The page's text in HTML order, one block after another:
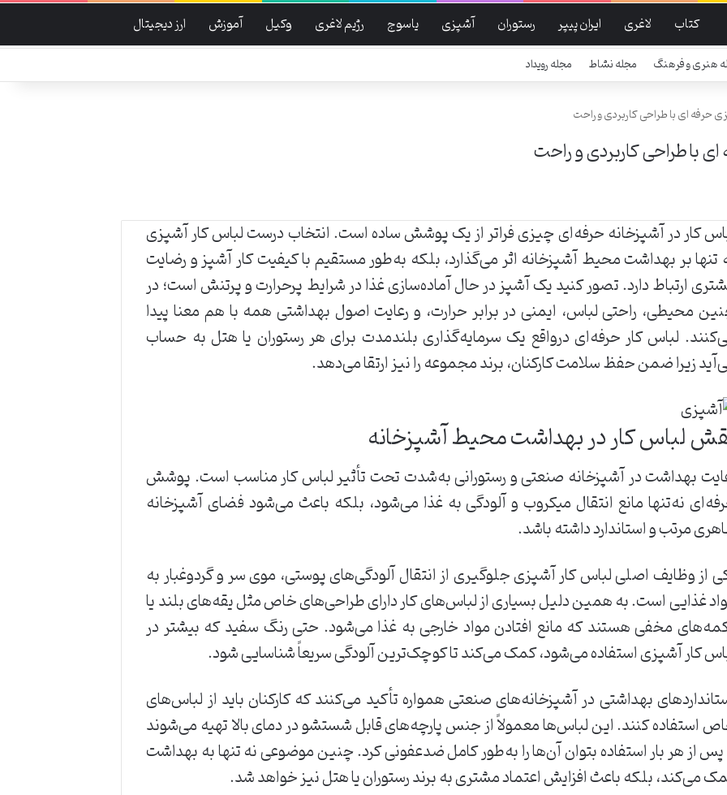
کتاب لاغری ایران پیپر رستوران آشپزی یاسوج رژیم لاغری وکیل آموزش ارز دیجیتال
هنری و فرهنگ مجله نشاط مجله رویداد
حرفه ای با طراحی کاربردی و راحت
با طراحی کاربردی و راحت
کار در آشپزخانه حرفه‌ای چیزی فراتر از یک پوشش ساده است. انتخاب درست لباس کار آشپزی
تنها بر بهداشت محیط آشپزخانه اثر می‌گذارد، بلکه به‌طور مستقیم با کیفیت کار آشپز و رضایت
ارتباط دارد. تصور کنید یک آشپز در حال آماده‌سازی غذا در شرایط پرحرارت و پرتنش است؛ در
محیطی، راحتی لباس، ایمنی در برابر حرارت، و رعایت اصول بهداشتی همه با هم معنا پیدا
لباس کار حرفه‌ای درواقع یک سرمایه‌گذاری بلندمدت برای هر رستوران یا هتل به حساب
زیرا ضمن حفظ سلامت کارکنان، برند مجموعه را نیز ارتقا می‌دهد.
لباس کار در بهداشت محیط آشپزخانه
بهداشت در آشپزخانه صنعتی و رستورانی به‌شدت تحت تأثیر لباس کار مناسب است. پوشش
نه‌تنها مانع انتقال میکروب و آلودگی به غذا می‌شود، بلکه باعث می‌شود فضای آشپزخانه
مرتب و استاندارد داشته باشد.
از وظایف اصلی لباس کار آشپزی جلوگیری از انتقال آلودگی‌های پوستی، موی سر و گردوغبار به
غذایی است. به همین دلیل بسیاری از لباس‌های کار دارای طراحی‌های خاص مثل یقه‌های بلند یا
مخفی هستند که مانع افتادن مواد خارجی به غذا می‌شود. حتی رنگ سفید که بیشتر در
کار آشپزی استفاده می‌شود، کمک می‌کند تا کوچک‌ترین آلودگی سریعاً شناسایی شود.
بهداشتی در آشپزخانه‌های صنعتی همواره تأکید می‌کنند که کارکنان باید از لباس‌های
استفاده کنند. این لباس‌ها معمولاً از جنس پارچه‌های قابل شستشو در دمای بالا تهیه می‌شوند
پس از هر بار استفاده بتوان آن‌ها را به‌طور کامل ضدعفونی کرد. چنین موضوعی نه تنها به بهداشت
می‌کند، بلکه باعث افزایش اعتماد مشتری به برند رستوران یا هتل نیز خواهد شد.